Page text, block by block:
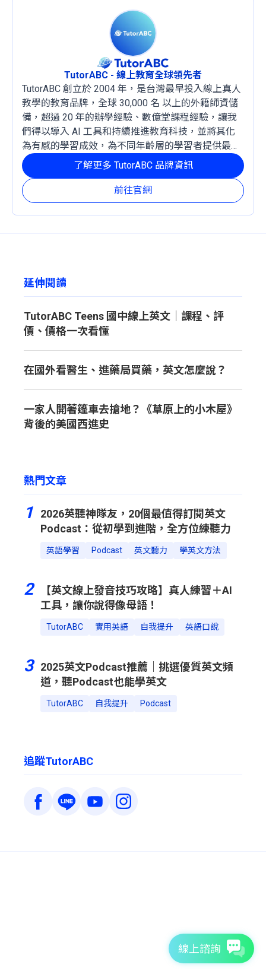
TutorABC - 線上教育全球領先者
TutorABC 創立於 2004 年，是台灣最早投入線上真人
教學的教育品牌，全球 30,000 名 以上的外籍師資儲
備，超過 20 年的辦學經驗、數億堂課程經驗，讓我
們得以導入 AI 工具和持續推進教育科技，並將其化
為有感的學習成效，為不同年齡層的學習者提供最穩
定且有效的成長路徑。
前往官網
了解更多 TutorABC 品牌資訊
延伸閱讀
TutorABC Teens 國中線上英文｜課程、評
價、價格一次看懂
在國外看醫生、進藥局買藥，英文怎麼說？
一家人開著篷車去搶地？《草原上的小木屋》
背後的美國西進史
熱門文章
1
2026英聽神隊友，20個最值得訂閱英文
Podcast：從初學到進階，全方位練聽力
英語學習 Podcast 英文聽力 學英文方法
2
【英文線上發音技巧攻略】真人練習＋AI
工具，讓你說得像母語！
TutorABC 實用英語 自我提升 英語口說
3
2025英文Podcast推薦｜挑選優質英文頻
道，聽Podcast也能學英文
TutorABC 自我提升 Podcast
追蹤TutorABC
線上諮詢